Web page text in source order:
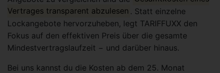
Vertrages transparent abzulesen . Statt einzelne
Lockangebote hervorzuheben, legt TARIFFUXX den
Fokus auf den effektiven Preis über die gesamte
Mindestvertragslaufzeit − und darüber hinaus.
Bei uns kannst du die Kosten ab dem 25. Monat